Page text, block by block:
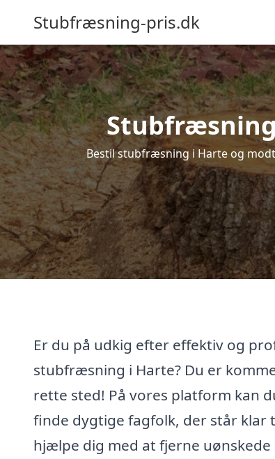
Stubfræsning-pris.dk
Bestil stubfræsning i Harte og
Er du på udkig efter effektiv og
stubfræsning i Harte? Du er
rette sted! På vores platform kan
finde dygtige fagfolk, der står klar
hjælpe dig med at fjerne uønskede